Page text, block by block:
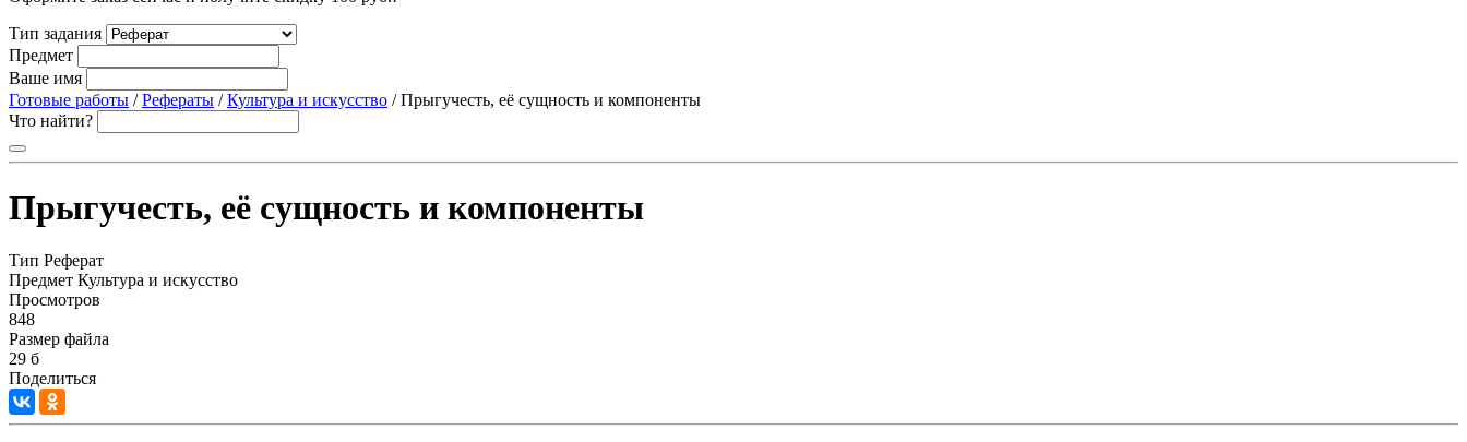
Тип задания
Предмет
Ваше имя
Готовые работы /Рефераты /Культура и искусство / Прыгучесть, её сущность и компоненты
Что найти?
Прыгучесть, её сущность и компоненты
Тип Реферат
Предмет Культура и искусство
Просмотров
848
Размер файла
29 б
Поделиться